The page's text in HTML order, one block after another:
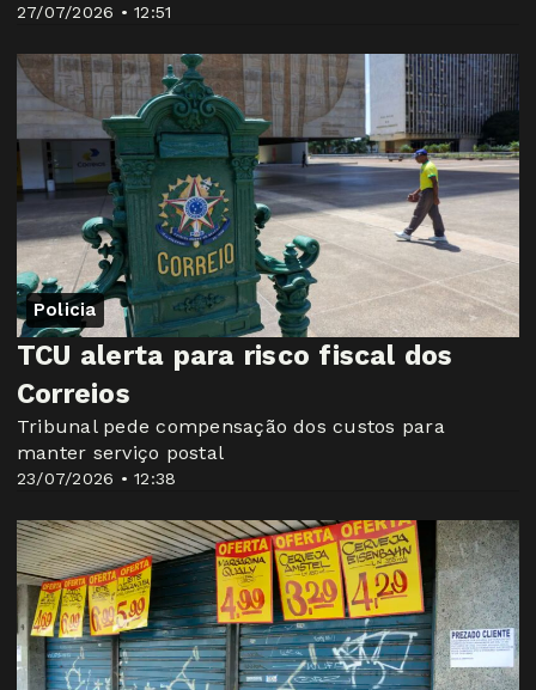
27/07/2026 • 12:51
Policia
23/07/2026 • 12:38
TCU alerta para risco fiscal dos
Correios
Tribunal pede compensação dos custos para
manter serviço postal